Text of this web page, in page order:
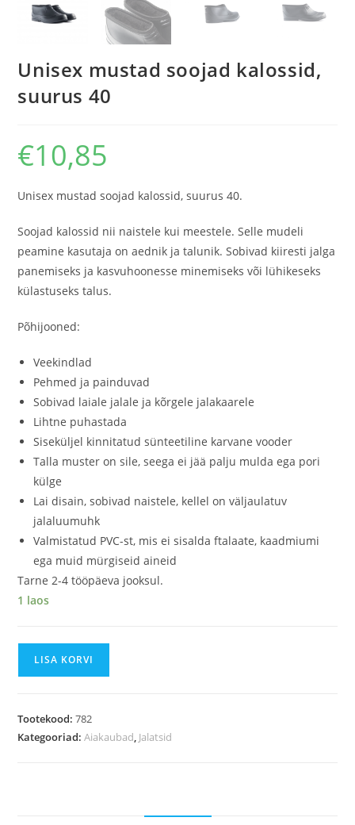
Unisex mustad soojad kalossid,
suurus 40
€10,85
Unisex mustad soojad kalossid, suurus 40.
Soojad kalossid nii naistele kui meestele. Selle mudeli
peamine kasutaja on aednik ja talunik. Sobivad kiiresti jalga
panemiseks ja kasvuhoonesse minemiseks või lühikeseks
külastuseks talus.
Põhijooned:
Veekindlad
Pehmed ja painduvad
Sobivad laiale jalale ja kõrgele jalakaarele
Lihtne puhastada
Siseküljel kinnitatud sünteetiline karvane vooder
Talla muster on sile, seega ei jää palju mulda ega pori
külge
Lai disain, sobivad naistele, kellel on väljaulatuv
jalaluumuhk
Valmistatud PVC-st, mis ei sisalda ftalaate, kaadmiumi
ega muid mürgiseid aineid
Tarne 2-4 tööpäeva jooksul.
1 laos
LISA KORVI
Tootekood:782
Kategooriad:Aiakaubad, Jalatsid